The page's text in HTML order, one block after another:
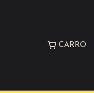
CARRO